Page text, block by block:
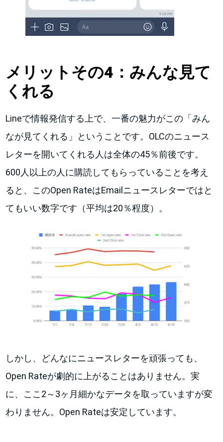
メリットその4 ：みんな見て
くれる
Lineで情報発信する上で、一番の魅力がこの「みん
なが見てくれる」ということです。OLCのニュース
レターを開いてくれる人は全体の45％前後です。
600人以上の人に購読してもらっていることを考え
ると、このOpen RateはEmailニュースレターではと
てもいい数字です（平均は20％程度）。
しかし、どんなにニュースレターを頑張っても、
Open Rateが劇的に上がることはありません。実
に、ここ2～3ヶ月細かなデータを取っていますが変
わりません。Open Rateは安定しています。